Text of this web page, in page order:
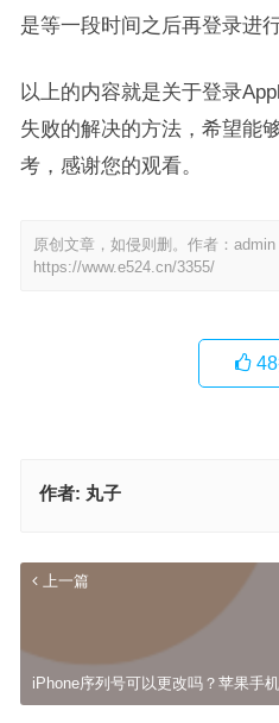
是等一段时间之后再登录进行
以上的内容就是关于登录
失败的解决的方法，希望能
考，感谢您的观看。
原创文章，如侵则删。作者：
https://www.e524.cn/3355/
48
作者: 丸子
上一篇
iPhone序列号可以更改吗？苹果手